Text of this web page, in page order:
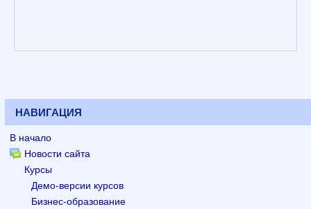
НАВИГАЦИЯ
В начало
Новости сайта
Курсы
Демо-версии курсов
Бизнес-образование